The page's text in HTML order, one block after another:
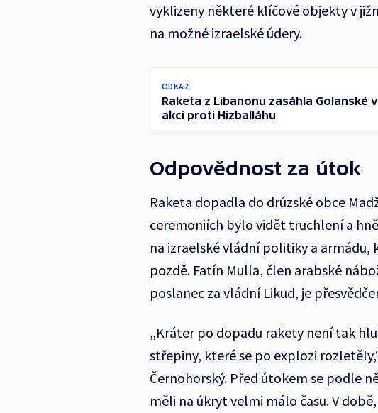
vyklizeny některé klíčové objekty v
na možné izraelské údery.
ODKAZ
Raketa z Libanonu zasáhla Golanské
akci proti Hizballáhu
Odpovědnost za útok
Raketa dopadla do drúzské obce
ceremoniích bylo vidět truchlení a
na izraelské vládní politiky a
pozdě. Fatín Mulla, člen arabské
poslanec za vládní Likud, je
„Kráter po dopadu rakety není tak
střepiny, které se po explozi
Černohorský. Před útokem se podle
měli na úkryt velmi málo času. V